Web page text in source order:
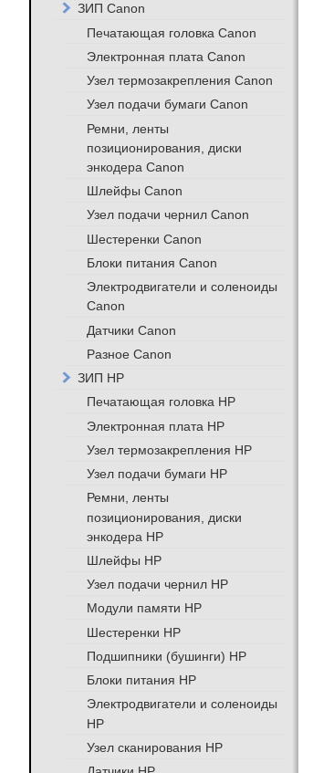
ЗИП Canon
Печатающая головка Canon
Электронная плата Canon
Узел термозакрепления Canon
Узел подачи бумаги Canon
Ремни, ленты
позиционирования, диски
энкодера Canon
Шлейфы Canon
Узел подачи чернил Canon
Шестеренки Canon
Блоки питания Canon
Электродвигатели и соленоиды
Canon
Датчики Canon
Разное Canon
ЗИП HP
Печатающая головка HP
Электронная плата HP
Узел термозакрепления HP
Узел подачи бумаги HP
Ремни, ленты
позиционирования, диски
энкодера HP
Шлейфы HP
Узел подачи чернил HP
Модули памяти HP
Шестеренки HP
Подшипники (бушинги) HP
Блоки питания HP
Электродвигатели и соленоиды
HP
Узел сканирования HP